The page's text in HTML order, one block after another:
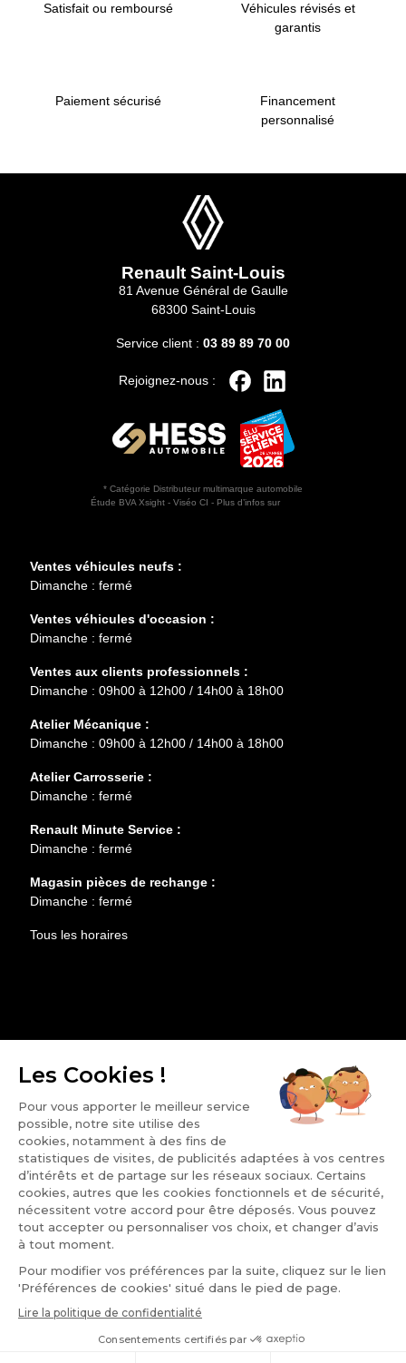
Satisfait ou remboursé
Véhicules révisés et
garantis
Paiement sécurisé
Financement
personnalisé
Renault Saint-Louis
81 Avenue Général de Gaulle
68300 Saint-Louis
Service client : 03 89 89 70 00
Rejoignez-nous :
* Catégorie Distributeur multimarque automobile
Étude BVA Xsight - Viséo CI - Plus d’infos sur
Ventes véhicules neufs :
Dimanche : fermé
Ventes véhicules d'occasion :
Dimanche : fermé
Ventes aux clients professionnels :
Dimanche : 09h00 à 12h00 / 14h00 à 18h00
Atelier Mécanique :
Dimanche : 09h00 à 12h00 / 14h00 à 18h00
Atelier Carrosserie :
Dimanche : fermé
Renault Minute Service :
Dimanche : fermé
Magasin pièces de rechange :
Dimanche : fermé
Tous les horaires
Nos points de vente
Carrière
© Renault Saint-Louis 2026 —
Politique de